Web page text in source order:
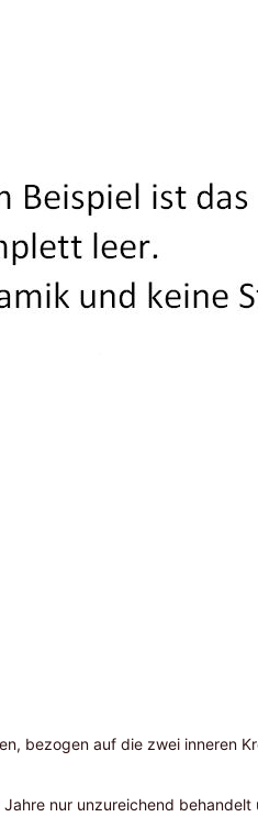
bezogen auf die zwei inneren
nur unzureichend behandelt